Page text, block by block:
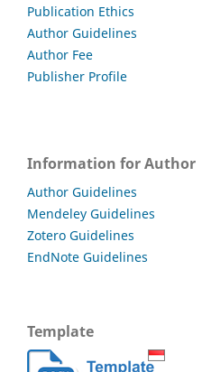
Publication Ethics
Author Guidelines
Author Fee
Publisher Profile
Information for Author
Author Guidelines
Mendeley Guidelines
Zotero Guidelines
EndNote Guidelines
Template